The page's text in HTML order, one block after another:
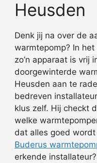
Heusden
Denk jij na over de
warmtepomp? In
zo’n apparaat is vrij
doorgewinterde
Heusden aan te
bedreven
klus zelf. Hij checkt
welke
dat alles goed
Buderus
erkende